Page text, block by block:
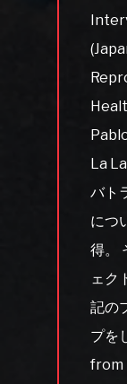
La
バト
につ
得。
ェク
記の
プを
from